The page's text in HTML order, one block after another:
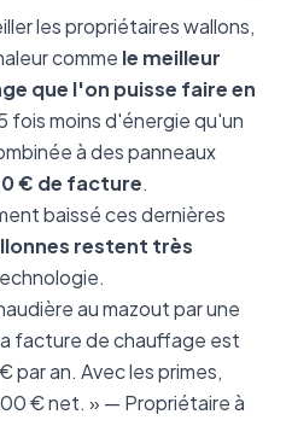
les propriétaires wallons,
comme le meilleur
que l'on puisse faire en
fois moins d'énergie qu'un
à des panneaux
0 € de facture.
baissé ces dernières
restent très
au mazout par une
facture de chauffage est
par an. Avec les primes,
€ net. » — Propriétaire à